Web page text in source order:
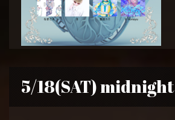
5/18(SAT) midnight